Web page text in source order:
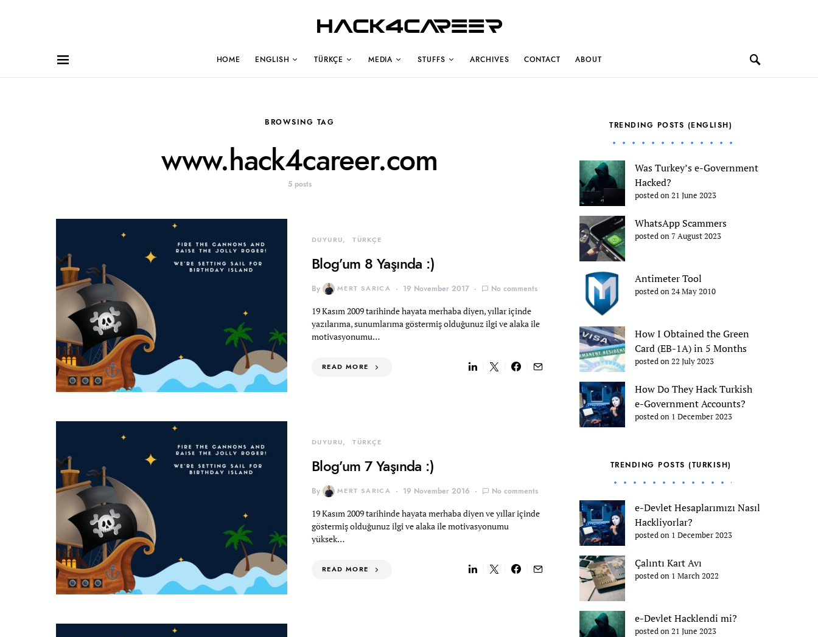
Hack4Career
HOME ENGLISH TÜRKÇE MEDIA STUFFS ARCHIVES CONTACT ABOUT
BROWSING TAG
www.hack4career.com
5 posts
DUYURU TÜRKÇE
Blog’um 8 Yaşında :)
By MERT SARICA 19 November 2017 No comments
19 Kasım 2009 tarihinde hayata merhaba diyen, yıllar içinde
yazılarıma, sunumlarıma göstermiş olduğunuz ilgi ve alaka ile
motivasyonumu…
READ MORE
DUYURU TÜRKÇE
Blog’um 7 Yaşında :)
By MERT SARICA 19 November 2016 No comments
19 Kasım 2009 tarihinde hayata merhaba diyen ve yıllar içinde
göstermiş olduğunuz ilgi ve alaka ile motivasyonumu
yüksek…
READ MORE
TRENDING POSTS (ENGLISH)
Was Turkey’s e-Government
Hacked?
posted on 21 June 2023
WhatsApp Scammers
posted on 7 August 2023
Antimeter Tool
posted on 24 May 2010
How I Obtained the Green
Card (EB-1A) in 5 Months
posted on 22 July 2023
How Do They Hack Turkish
e-Government Accounts?
posted on 1 December 2023
TRENDING POSTS (TURKISH)
e-Devlet Hesaplarımızı Nasıl
Hackliyorlar?
posted on 1 December 2023
Çalıntı Kart Avı
posted on 1 March 2022
e-Devlet Hacklendi mi?
posted on 21 June 2023